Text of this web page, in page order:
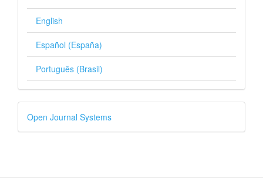
English
Español (España)
Português (Brasil)
Desenvolvido
por
Open Journal Systems